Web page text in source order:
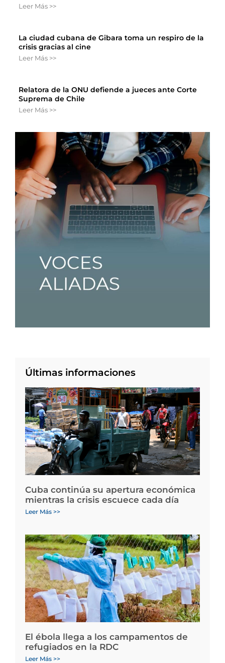
Leer Más >>
La ciudad cubana de Gibara toma un respiro de la
crisis gracias al cine
Leer Más >>
Relatora de la ONU defiende a jueces ante Corte
Suprema de Chile
Leer Más >>
Últimas informaciones
Cuba continúa su apertura económica
mientras la crisis escuece cada día
Leer Más >>
El ébola llega a los campamentos de
refugiados en la RDC
Leer Más >>